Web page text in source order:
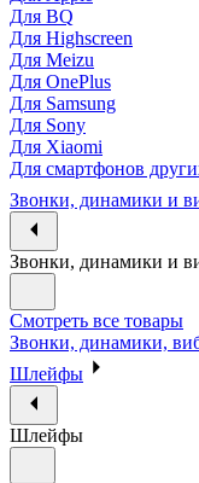
Для BQ
Для Highscreen
Для Meizu
Для OnePlus
Для Samsung
Для Sony
Для Xiaomi
Для смартфонов
Звонки, динамики и
Звонки, динамики и
Смотреть все товары
Звонки, динамики,
Шлейфы
Шлейфы